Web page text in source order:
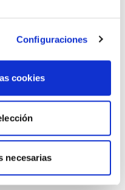
Configuraciones
cookies
necesarias